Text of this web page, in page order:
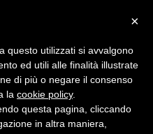
×
questo utilizzati si avvalgono
ed utili alle finalità illustrate
di più o negare il consenso
la cookie policy.
questa pagina, cliccando
in altra maniera,